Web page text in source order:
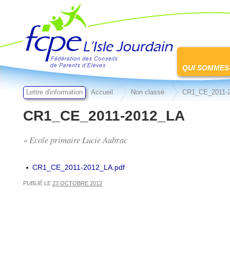
FCPE L'isle jourdain
au
contenu
QUI
Lettre d'information Accueil Non classé CR1_CE_2011-
CR1_CE_2011-2012_LA
« Ecole primaire Lucie Aubrac
CR1_CE_2011-2012_LA.pdf
PUBLIÉ LE 23 OCTOBRE 2012